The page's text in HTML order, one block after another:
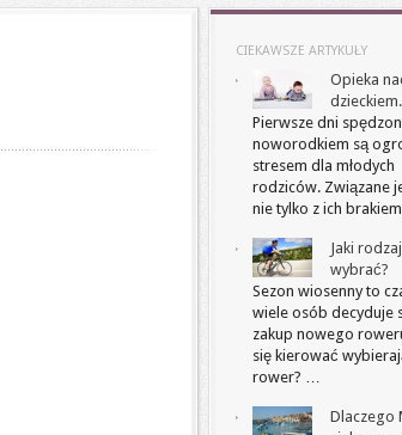
CIEKAWSZE ARTYKUŁY
Opieka
dzieckiem.
Pierwsze dni
noworodkiem są
stresem dla młodych
rodziców. Związane
nie tylko z ich
Jaki
wybrać?
Sezon wiosenny to
wiele osób decyduje
zakup nowego
się kierować
rower? …
Dlaczego